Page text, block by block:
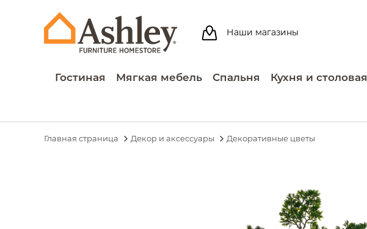
Наши магазины
Гостиная Мягкая мебель Спальня Кухня и столовая
Главная страница Декор и аксессуары Декоративные цветы